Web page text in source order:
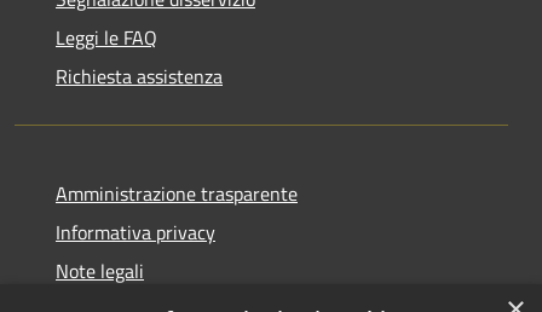
Leggi le FAQ
Richiesta assistenza
Amministrazione trasparente
Informativa privacy
Note legali